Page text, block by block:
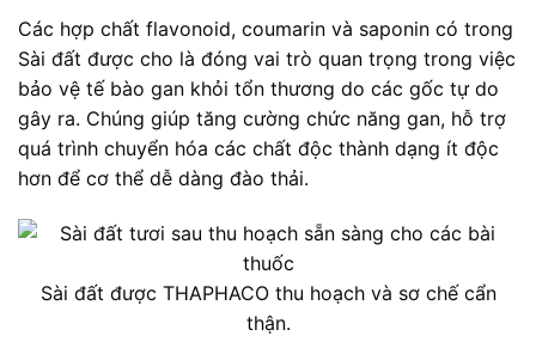
Các hợp chất flavonoid, coumarin và saponin có trong
Sài đất được cho là đóng vai trò quan trọng trong việc
bảo vệ tế bào gan khỏi tổn thương do các gốc tự do
gây ra. Chúng giúp tăng cường chức năng gan, hỗ trợ
quá trình chuyển hóa các chất độc thành dạng ít độc
hơn để cơ thể dễ dàng đào thải.
Sài đất được THAPHACO thu hoạch và sơ chế cẩn
thận.